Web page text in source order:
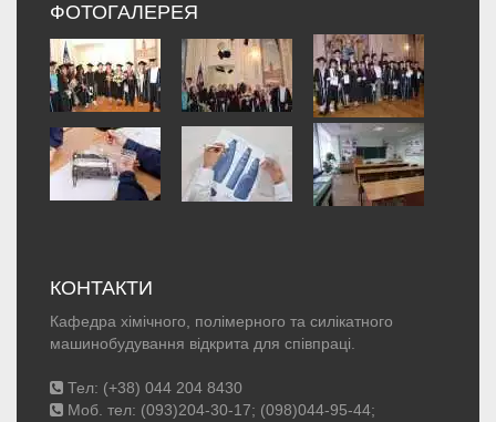
ФОТОГАЛЕРЕЯ
КОНТАКТИ
Кафедра хімічного, полімерного та силікатного
машинобудування відкрита для співпраці.
Тел: (+38) 044 204 8430
Моб. тел: (093)204-30-17; (098)044-95-44;